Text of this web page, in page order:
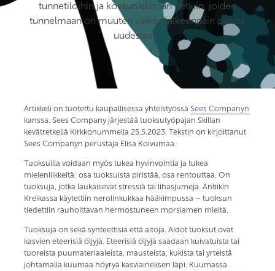
tunnetiloihin ja koetun elämän hetkiin, joiden
tunnelmaan on muuten vaikea jälkeenpäin päästä
uudestaan.
Artikkeli on tuotettu kaupallisessa yhteistyössäSees Companyn
kanssa. Sees Company järjestää tuoksutyöpajan Skillan
kevätretkellä Kirkkonummella 25.5.2023. Tekstin on kirjoittanut
Sees Companyn perustaja Elisa Koivumaa.
Tuoksuilla voidaan myös tukea hyvinvointia ja tukea
mielenliikkeitä: osa tuoksuista piristää, osa rentouttaa. On
tuoksuja, jotka laukaisevat stressiä tai lihasjumeja. Antiikin
Kreikassa käytettiin nerolinkukkaa hääkimpussa – tuoksun
tiedettiin rauhoittavan hermostuneen morsiamen mieltä.
Tuoksuja on sekä synteettisiä että aitoja. Aidot tuoksut ovat
kasvien eteerisiä öljyjä. Eteerisiä öljyjä saadaan kuivatuista tai
tuoreista puumateriaaleista, mausteista, kukista tai yrteistä
johtamalla kuumaa höyryä kasviaineksen läpi. Kuumassa